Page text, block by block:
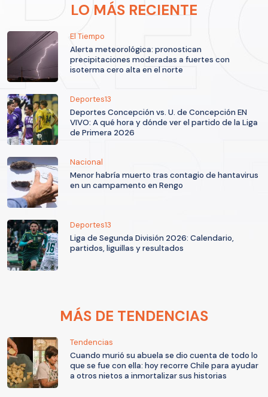
LO MÁS RECIENTE
El Tiempo
Alerta meteorológica: pronostican
precipitaciones moderadas a fuertes con
isoterma cero alta en el norte
Deportes13
Deportes Concepción vs. U. de Concepción EN
VIVO: A qué hora y dónde ver el partido de la Liga
de Primera 2026
Nacional
Menor habría muerto tras contagio de hantavirus
en un campamento en Rengo
Deportes13
Liga de Segunda División 2026: Calendario,
partidos, liguillas y resultados
MÁS DE TENDENCIAS
Tendencias
Cuando murió su abuela se dio cuenta de todo lo
que se fue con ella: hoy recorre Chile para ayudar
a otros nietos a inmortalizar sus historias